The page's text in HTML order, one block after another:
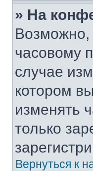
» На
Возможно,
часовому
случае
котором
изменять
только
Вернуться к